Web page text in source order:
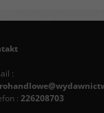
:
: 226208703